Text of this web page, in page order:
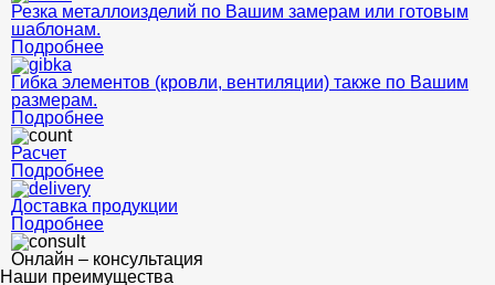
Резка металлоизделий по Вашим замерам или готовым
шаблонам.
Подробнее
Гибка элементов (кровли, вентиляции) также по Вашим
размерам.
Подробнее
Расчет
Подробнее
Доставка продукции
Подробнее
Онлайн – консультация
Наши преимущества